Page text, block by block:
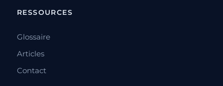
RESSOURCES
Glossaire
Articles
Contact